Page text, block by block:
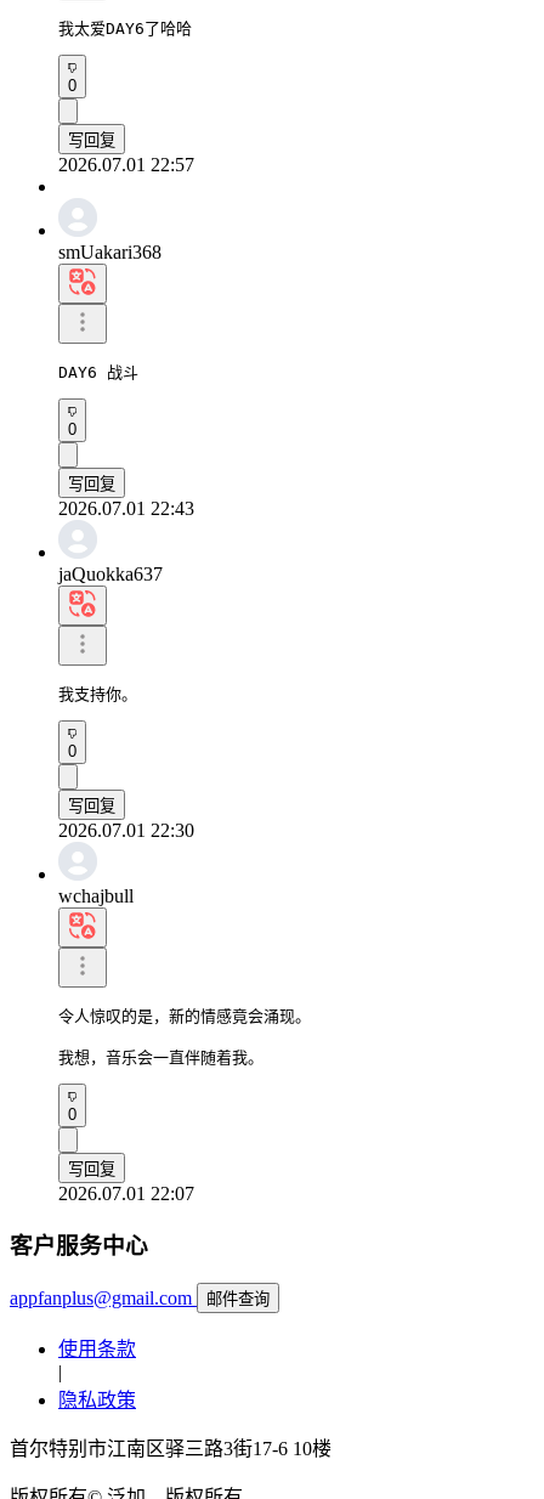
我太爱DAY6了哈哈
0
写回复
2026.07.01 22:57
smUakari368
DAY6 战斗
0
写回复
2026.07.01 22:43
jaQuokka637
我支持你。
0
写回复
2026.07.01 22:30
wchajbull
令人惊叹的是，新的情感竟会涌现。
我想，音乐会一直伴随着我。
0
写回复
2026.07.01 22:07
客户服务中心
appfanplus@gmail.com 邮件查询
使用条款
|
隐私政策
首尔特别市江南区驿三路3街17-6 10楼